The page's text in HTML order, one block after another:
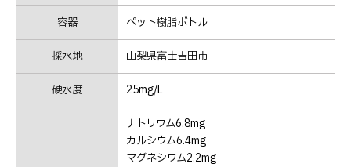
容器 ペット樹脂ボトル
採水地 山梨県富士吉田市
硬水度 25mg/L
ナトリウム6.8mg
カルシウム6.4mg
マグネシウム2.2mg